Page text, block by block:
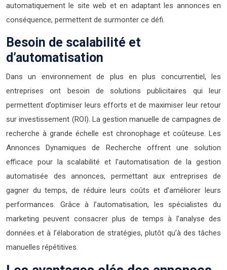
automatiquement le site web et en adaptant les annonces en
conséquence, permettent de surmonter ce défi.
Besoin de scalabilité et
d’automatisation
Dans un environnement de plus en plus concurrentiel, les
entreprises ont besoin de solutions publicitaires qui leur
permettent d’optimiser leurs efforts et de maximiser leur retour
sur investissement (ROI). La gestion manuelle de campagnes de
recherche à grande échelle est chronophage et coûteuse. Les
Annonces Dynamiques de Recherche offrent une solution
efficace pour la scalabilité et l’automatisation de la gestion
automatisée des annonces, permettant aux entreprises de
gagner du temps, de réduire leurs coûts et d’améliorer leurs
performances. Grâce à l’automatisation, les spécialistes du
marketing peuvent consacrer plus de temps à l’analyse des
données et à l’élaboration de stratégies, plutôt qu’à des tâches
manuelles répétitives.